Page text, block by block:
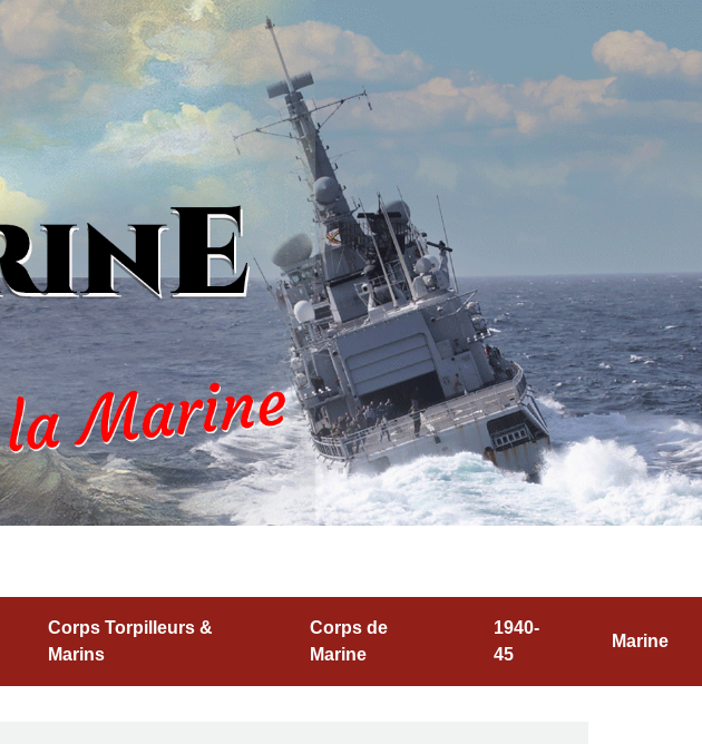
Corps Torpilleurs &
Marins
Corps de
Marine
1940-
45
Marine